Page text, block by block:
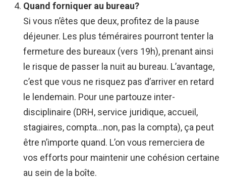
Quand forniquer au bureau?
Si vous n’êtes que deux, profitez de la pause
déjeuner. Les plus téméraires pourront tenter la
fermeture des bureaux (vers 19h), prenant ainsi
le risque de passer la nuit au bureau. L’avantage,
c’est que vous ne risquez pas d’arriver en retard
le lendemain. Pour une partouze inter-
disciplinaire (DRH, service juridique, accueil,
stagiaires, compta…non, pas la compta), ça peut
être n’importe quand. L’on vous remerciera de
vos efforts pour maintenir une cohésion certaine
au sein de la boîte.